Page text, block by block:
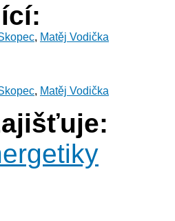
, Matěj Vodička
, Matěj Vodička